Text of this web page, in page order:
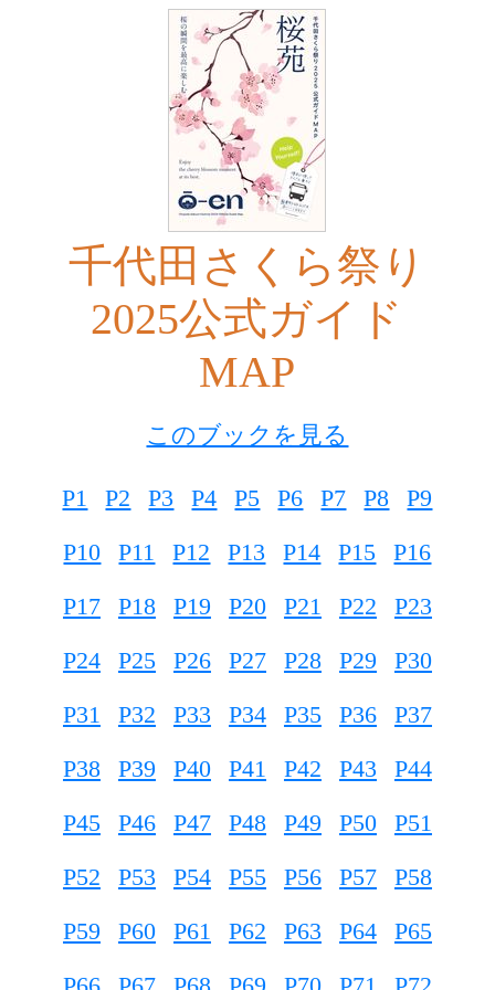
千代田さくら祭り
2025公式ガイド
MAP
このブックを見る
P1 P2 P3 P4 P5 P6 P7 P8
P9
P10
P11 P12 P13 P14 P15
P16
P17
P18 P19 P20 P21 P22
P23
P24
P25 P26 P27 P28 P29
P30
P31
P32 P33 P34 P35 P36
P37
P38
P39 P40 P41 P42 P43
P44
P45
P46 P47 P48 P49 P50
P51
P52
P53 P54 P55 P56 P57
P58
P59
P60 P61 P62 P63 P64
P65